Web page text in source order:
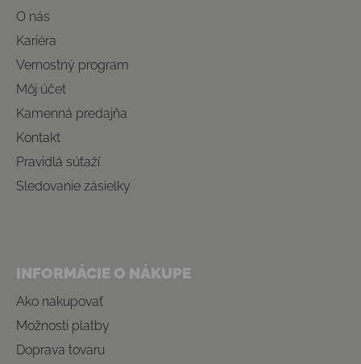
O nás
Kariéra
Vernostný program
Môj účet
Kamenná predajňa
Kontakt
Pravidlá súťaží
Sledovanie zásielky
INFORMÁCIE O NÁKUPE
Ako nakupovať
Možnosti platby
Doprava tovaru